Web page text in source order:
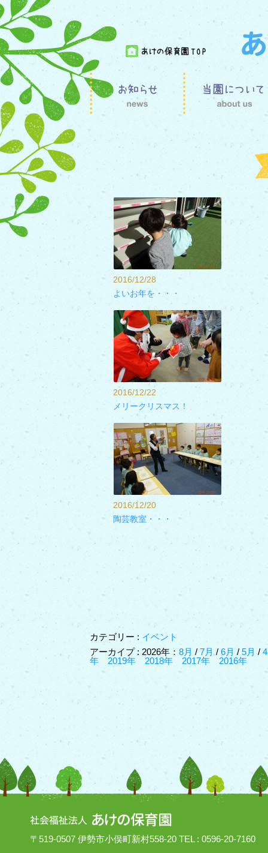
2016/12/28
よいお年を・・・
2016/12/22
メリークリスマス！
2016/12/20
陶芸教室・・・
カテゴリー : イベント
アーカイプ : 2026年： 8月 / 7月/ 6月 / 5月 /
年
2019年 2018年 2017年 2016年
〒519-0507 伊勢市小俣町新村558-20 TEL : 0596-20-7160